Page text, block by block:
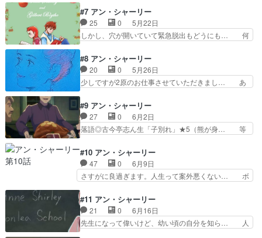
ーは映画よりキツイなあ。可… ジョーシー・パイ
はちゃんといた笑安定のス… ・
SummerPockets・BLEAC…
ラが眼鏡をかけることに対しての説明が… 物語ク
ラブ発足＆髪染め事件回。赤髪も、緑… 髪染めで
緑色になる話46年前の世界名作劇… 今回の失敗
の話をしてからの7話のサブタイ… 冒頭のダイア
ピソードは良過ぎるな。失っ… 今回も面白くて、
そしていい話だった。しか… ６話「赤毛くらい、
いやなものはないと思っ…
#7 アン・シャーリー
25 0
5月22日
しかし、穴が開いていて緊急脱出もどうにも… 何
敗ばかりしてきたけど、一つするたびに… ７話
「失敗ばかりしてきたけど、一つするた… 将来の
目標は教師だと志して健全な成長をと… 毎回OP
でギルバートとダンスしてﾃﾚﾃﾚ… めっちゃ気にな
んが泳ぎを教えるわけない… 自分の赤毛に対する
意識が変化しても尚あの… 小川でエレーン姫ごっ
こをしていたところ、…
#8 アン・シャーリー
20 0
5月26日
少しですが2原のお仕事させていただきまし… あ
までかなり早い展開で来たけど、今回は… ８話
「あたしは、自分の他、誰にもなりたく… クイー
ン学院の試験の話や詩の朗読コンサー… クイーン
学院にも首席で合格して周囲からも… コンサート
ーン学院の受験そしてグリーン… マリラと同じく
らいの背になったみたい半分… とりあえずマシュ
ウさんが無事で良かったで…
#9 アン・シャーリー
27 0
6月2日
落語◎古今亭志ん生「子別れ」★5（熊が身… 等
懸命にやって勝つことの次にいいのは、… おそら
く製作者は原作2巻以降をアニメ化し… なんか全
体的に動きに違和感がジェシーの性… わたしだけ
かあのシーンにドキドキしたのは… という感じで
活に戸惑いながらもステラや… クイーン学院での
生活本当の家族よりも尊き… ホントにあっという
間にクイーン学院卒業し…
#10 アン・シャーリー
47 0
6月9日
さすがに良過ぎます。人生って案外悪くない… ボ
そんなふたりをみてギル父とのこと… このギルバ
ートの台詞、しっかり言ってくれ… でも、きっと
一番良いものに違いないの」拝… 世界名作劇場の
ときはマシュウが心筋梗塞？… 最終エピソードを
#11 アン・シャーリー
21 0
6月16日
先生になって偉いけど、幼い頃の自分を知ら… 人